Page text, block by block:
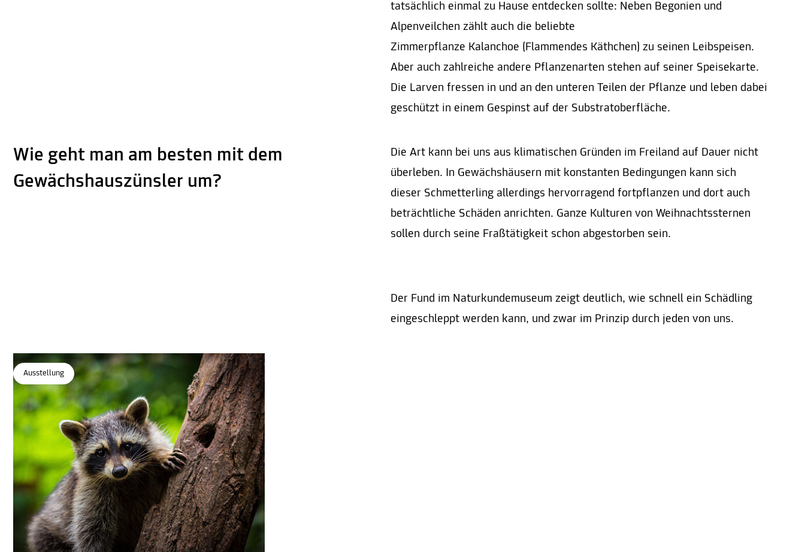
tatsächlich einmal zu Hause entdecken sollte: Neben Begonien und
Alpenveilchen zählt auch die beliebte
Zimmerpflanze Kalanchoe (Flammendes Käthchen) zu seinen Leibspeisen.
Aber auch zahlreiche andere Pflanzenarten stehen auf seiner Speisekarte.
Die Larven fressen in und an den unteren Teilen der Pflanze und leben dabei
geschützt in einem Gespinst auf der Substratoberfläche.
Wie geht man am besten mit dem
Gewächshauszünsler um?
Die Art kann bei uns aus klimatischen Gründen im Freiland auf Dauer nicht
überleben. In Gewächshäusern mit konstanten Bedingungen kann sich
dieser Schmetterling allerdings hervorragend fortpflanzen und dort auch
beträchtliche Schäden anrichten. Ganze Kulturen von Weihnachtssternen
sollen durch seine Fraßtätigkeit schon abgestorben sein.
Der Fund im Naturkundemuseum zeigt deutlich, wie schnell ein Schädling
eingeschleppt werden kann, und zwar im Prinzip durch jeden von uns.
Ausstellung